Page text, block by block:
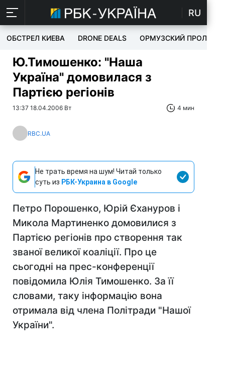
RU
ОБСТРЕЛ КИЕВА DRONE DEALS ОРМУЗСКИЙ ПРОЛИВ
Ю.Тимошенко: "Наша
Україна" домовилася з
Партією регіонів
13:37 18.04.2006 Вт 4 мин
RBC.UA
Не трать время на шум! Читай только
суть из РБК-Украина в Google
Петро Порошенко, Юрій Єхануров і
Микола Мартиненко домовилися з
Партією регіонів про створення так
званої великої коаліції. Про це
сьогодні на прес-конференції
повідомила Юлія Тимошенко. За її
словами, таку інформацію вона
отримала від члена Політради "Нашої
України".